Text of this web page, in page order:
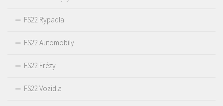
FS22 Rypadla
FS22 Automobily
FS22 Frézy
FS22 Vozidla